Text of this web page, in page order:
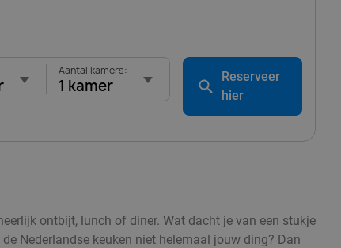
Aantal kamers:
1 kamer
Reserveer
hier
ontbijt, lunch of diner. Wat dacht je van een stukje
Nederlandse keuken niet helemaal jouw ding? Dan